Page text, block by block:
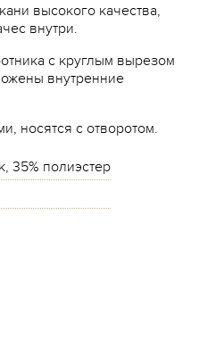
высокого качества,
внутри.
с круглым вырезом
внутренние
носятся с отворотом.
35% полиэстер